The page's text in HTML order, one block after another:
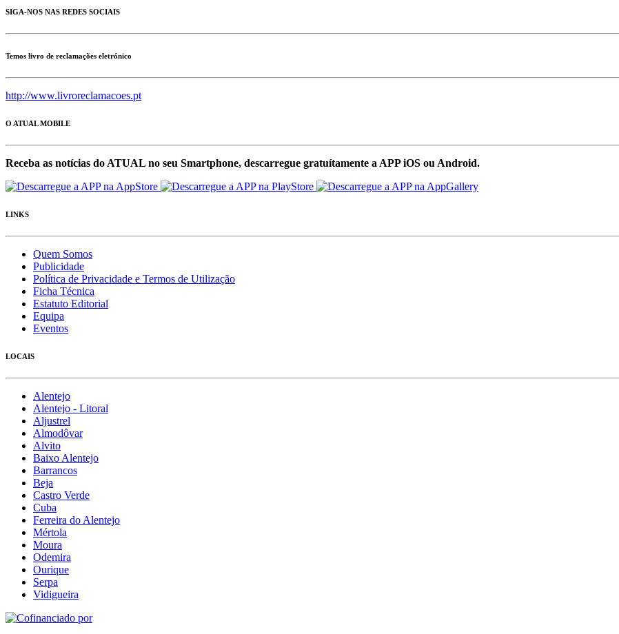
SIGA-NOS NAS REDES SOCIAIS
Temos livro de reclamações eletrónico
http://www.livroreclamacoes.pt
O ATUAL MOBILE
Receba as notícias do ATUAL no seu Smartphone, descarregue gratuítamente a APP iOS ou Android.
LINKS
Quem Somos
Publicidade
Política de Privacidade e Termos de Utilização
Ficha Técnica
Estatuto Editorial
Equipa
Eventos
LOCAIS
Alentejo
Alentejo - Litoral
Aljustrel
Almodôvar
Alvito
Baixo Alentejo
Barrancos
Beja
Castro Verde
Cuba
Ferreira do Alentejo
Mértola
Moura
Odemira
Ourique
Serpa
Vidigueira